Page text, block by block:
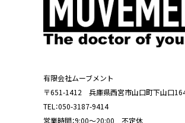
有限会社ムーブメント
〒651-1412 兵庫県西宮市山口町下山口
TEL：050-3187-9414
営業時間：9:00～20:00 不定休